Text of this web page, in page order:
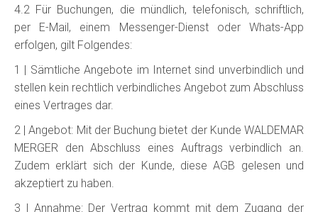
4.2 Für Buchungen, die mündlich, telefonisch, schriftlich,
per E-Mail, einem Messenger-Dienst oder Whats-App
erfolgen, gilt Folgendes:
1 | Sämtliche Angebote im Internet sind unverbindlich und
stellen kein rechtlich verbindliches Angebot zum Abschluss
eines Vertrages dar.
2 | Angebot: Mit der Buchung bietet der Kunde WALDEMAR
MERGER den Abschluss eines Auftrags verbindlich an.
Zudem erklärt sich der Kunde, diese AGB gelesen und
akzeptiert zu haben.
3 | Annahme: Der Vertrag kommt mit dem Zugang der